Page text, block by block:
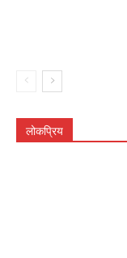
लोकप्रिय